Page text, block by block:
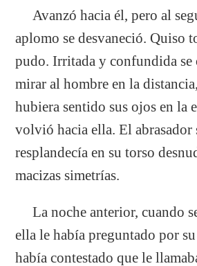
Avanzó hacia él, pero al
aplomo se desvaneció. Quiso
pudo. Irritada y confundida se
mirar al hombre en la
hubiera sentido sus ojos en la
volvió hacia ella. El abrasador
resplandecía en su torso
macizas simetrías.
La noche anterior, cuando
ella le había preguntado por
había contestado que le